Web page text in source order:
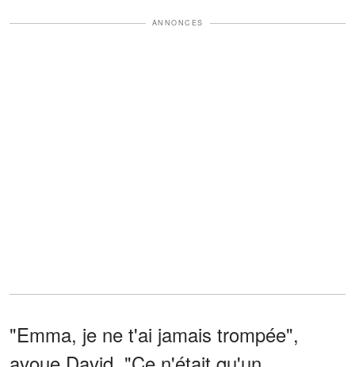
ANNONCES
"Emma, je ne t'ai jamais trompée",